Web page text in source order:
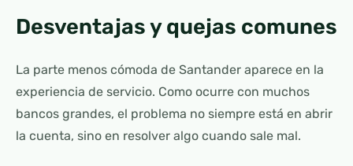
Desventajas y quejas comunes
La parte menos cómoda de Santander aparece en la
experiencia de servicio. Como ocurre con muchos
bancos grandes, el problema no siempre está en abrir
la cuenta, sino en resolver algo cuando sale mal.